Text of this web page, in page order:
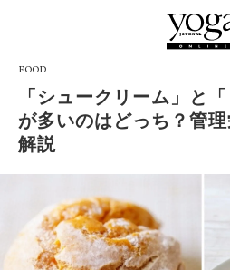
FOOD
「シュークリーム」と
が多いのはどっち？管
解説